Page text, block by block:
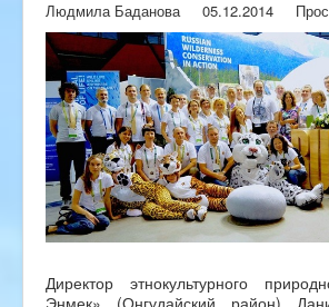
Людмила Баданова 05.12.2014
Директор этнокультурного